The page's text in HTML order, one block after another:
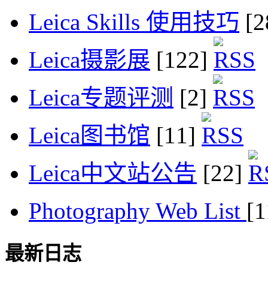
Leica Skills 使用技巧
Leica摄影展 [122]
Leica专题评测 [2]
Leica图书馆 [11]
Leica中文站公告 [22]
Photography Web List
最新日志